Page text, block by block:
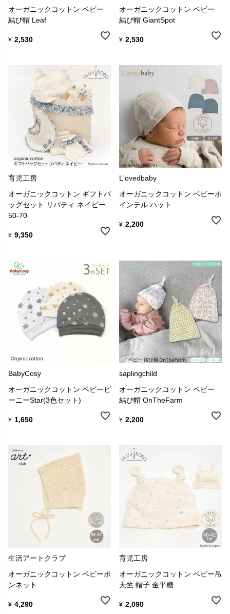
オーガニックコットン ベビー
結び帽 Leaf
¥ 2,530
オーガニックコットン ベビー
結び帽 GiantSpot
¥ 2,530
育児工房
オーガニックコットン ギフトバ
ッグセット リバティ ネイビー
50-70
¥ 9,350
L'ovedbaby
オーガニックコットン ベビーポ
インテル ハット
¥ 2,200
BabyCosy
オーガニックコットン ベビービ
ーニーStar(3色セット)
¥ 1,650
saplingchild
オーガニックコットン ベビー
結び帽 OnTheFarm
¥ 2,200
生活アートクラブ
オーガニックコットン ベビーボ
ンネット
¥ 4,290
育児工房
オーガニックコットン ベビー吊
天竺 帽子 金平糖
¥ 2,090